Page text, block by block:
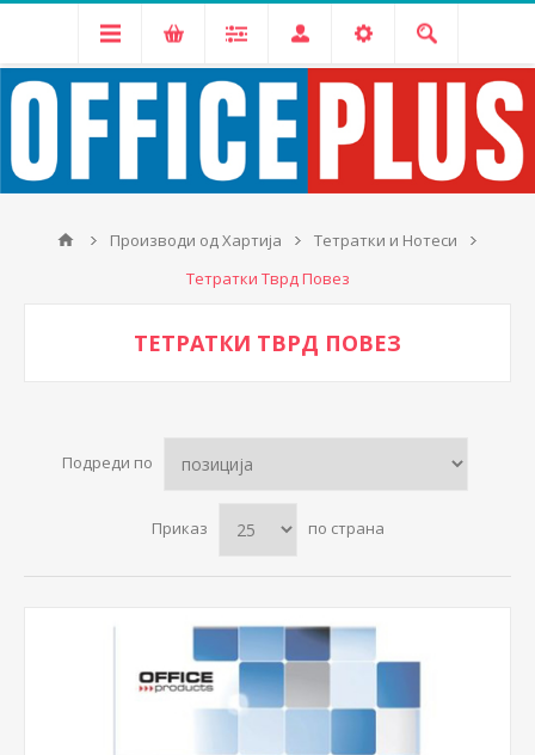
Производи од Хартија
Тетратки и Нотеси
Тетратки Тврд Повез
ТЕТРАТКИ ТВРД ПОВЕЗ
Подреди по
Приказ по страна